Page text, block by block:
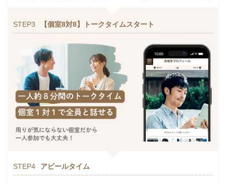
STEP3 【個室8対8】トークタイムスタート
STEP4 アピールタイム